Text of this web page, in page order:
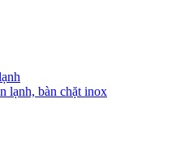
lạnh, bàn chặt inox